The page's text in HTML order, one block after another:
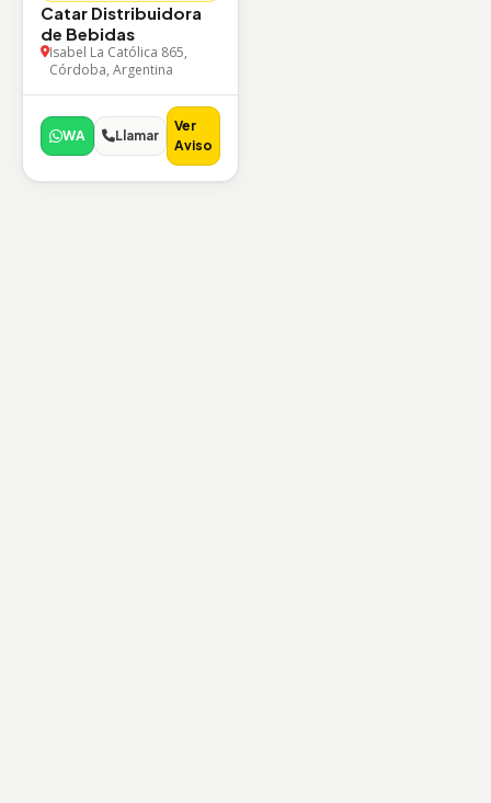
Catar Distribuidora
de Bebidas
Isabel La Católica 865,
Córdoba, Argentina
WA Llamar
Ver
Aviso